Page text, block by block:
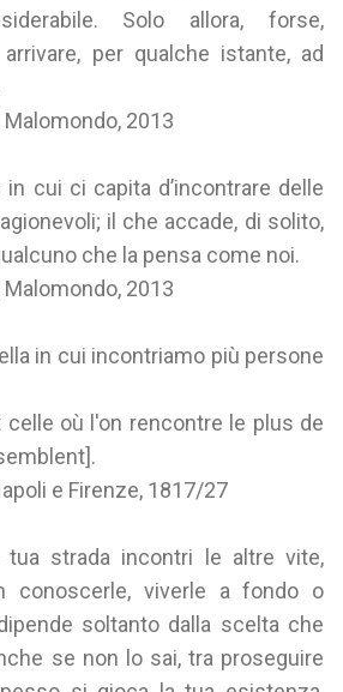
Solo allora, forse,
per qualche istante, ad
Malomondo, 2013
cui ci capita d’incontrare delle
il che accade, di solito,
che la pensa come noi.
Malomondo, 2013
in cui incontriamo più persone
celle où l'on rencontre le plus de
e Firenze, 1817/27
tua strada incontri le altre vite,
conoscerle, viverle a fondo o
soltanto dalla scelta che
se non lo sai, tra proseguire